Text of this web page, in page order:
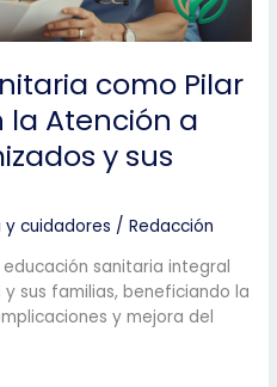
como Pilar
Atención a
y sus
y cuidadores /Redacción
sanitaria integral
sus familias, beneficiando la
y mejora del